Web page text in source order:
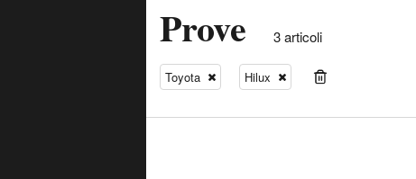
Prove 3 articoli
Toyota Hilux